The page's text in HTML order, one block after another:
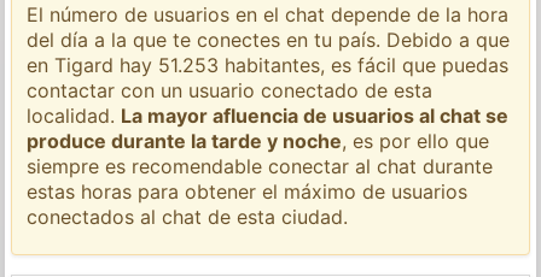
El número de usuarios en el chat depende de la hora
del día a la que te conectes en tu país. Debido a que
en Tigard hay 51.253 habitantes, es fácil que puedas
contactar con un usuario conectado de esta
localidad. La mayor afluencia de usuarios al chat se
produce durante la tarde y noche, es por ello que
siempre es recomendable conectar al chat durante
estas horas para obtener el máximo de usuarios
conectados al chat de esta ciudad.